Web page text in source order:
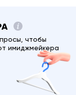
чтобы
имиджмейкера